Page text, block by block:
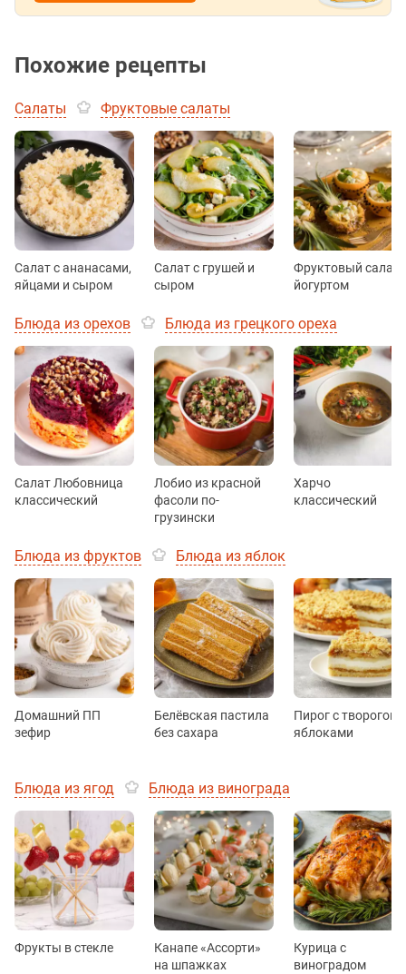
Похожие рецепты
Салаты Фруктовые салаты
Салат с ананасами,
яйцами и сыром
Салат с грушей и
сыром
Фруктовый салат
йогуртом
Блюда из орехов Блюда из грецкого ореха
Салат Любовница
классический
Лобио из красной
фасоли по-
грузински
Харчо
классический
Блюда из фруктов Блюда из яблок
Домашний ПП
зефир
Белёвская пастила
без сахара
Пирог с творогом
яблоками
Блюда из ягод Блюда из винограда
Фрукты в стекле
Канапе «Ассорти»
на шпажках
Курица с
виноградом